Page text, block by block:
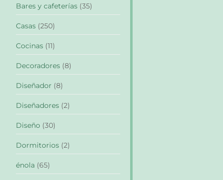
Bares y cafeterías (35)
Casas (250)
Cocinas (11)
Decoradores (8)
Diseñador (8)
Diseñadores (2)
Diseño (30)
Dormitorios (2)
énola (65)